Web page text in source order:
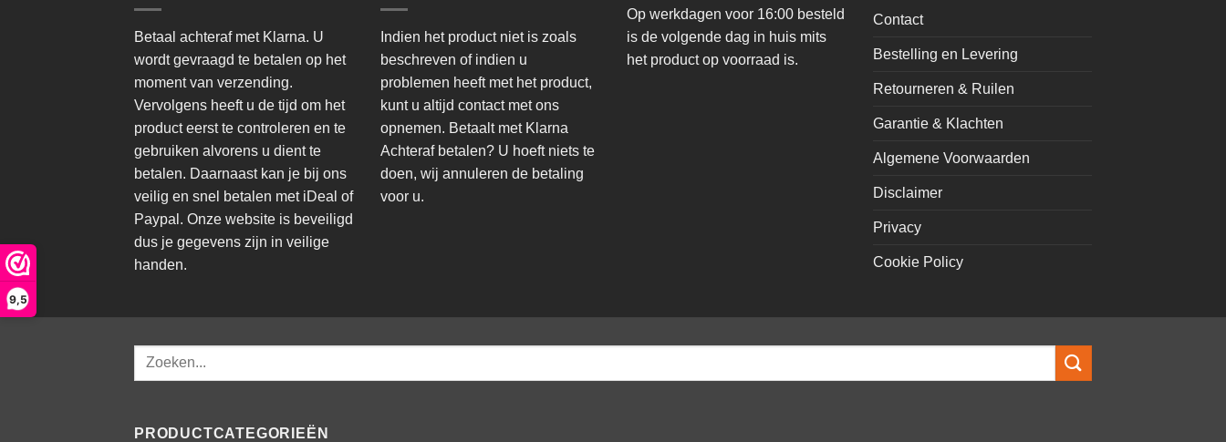
9,5
Betaal achteraf met Klarna. U
wordt gevraagd te betalen op het
moment van verzending.
Vervolgens heeft u de tijd om het
product eerst te controleren en te
gebruiken alvorens u dient te
betalen. Daarnaast kan je bij ons
veilig en snel betalen met iDeal of
Paypal. Onze website is beveiligd
dus je gegevens zijn in veilige
handen.
Indien het product niet is zoals
beschreven of indien u
problemen heeft met het product,
kunt u altijd contact met ons
opnemen. Betaalt met Klarna
Achteraf betalen? U hoeft niets te
doen, wij annuleren de betaling
voor u.
Op werkdagen voor 16:00 besteld
is de volgende dag in huis mits
het product op voorraad is.
Contact
Bestelling en Levering
Retourneren & Ruilen
Garantie & Klachten
Algemene Voorwaarden
Disclaimer
Privacy
Cookie Policy
Zoeken
PRODUCTCATEGORIEËN